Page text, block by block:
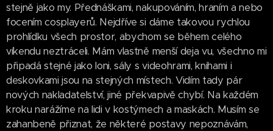
stejně jako my. Přednáškami, nakupováním, hraním a nebo
focením cosplayerů. Nejdříve si dáme takovou rychlou
prohlídku všech prostor, abychom se během celého
víkendu neztráceli. Mám vlastně menší deja vu, všechno mi
připadá stejné jako loni, sály s videohrami, knihami i
deskovkami jsou na stejných místech. Vidím tady pár
nových nakladatelství, jiné překvapivě chybí. Na každém
kroku narážíme na lidi v kostýmech a maskách. Musím se
zahanbeně přiznat, že některé postavy nepoznávám,